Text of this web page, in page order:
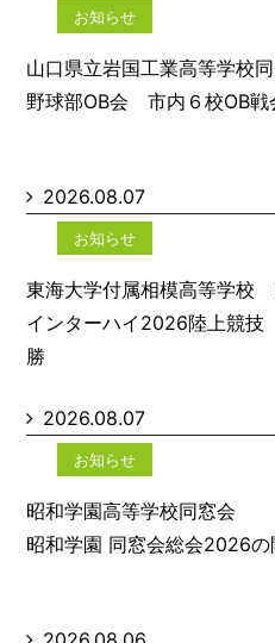
お知らせ
山口県立岩国工業高等学校
野球部OB会 市
2026.08.07
お知らせ
東海大学付属相模高等学校
インターハイ2026陸上競
勝
2026.08.07
お知らせ
昭和学園高等学校同窓会
昭和学園 同窓会総会